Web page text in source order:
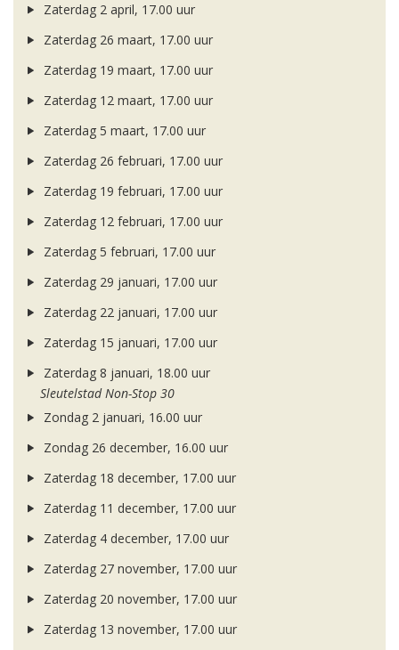
Zaterdag 2 april, 17.00 uur
Zaterdag 26 maart, 17.00 uur
Zaterdag 19 maart, 17.00 uur
Zaterdag 12 maart, 17.00 uur
Zaterdag 5 maart, 17.00 uur
Zaterdag 26 februari, 17.00 uur
Zaterdag 19 februari, 17.00 uur
Zaterdag 12 februari, 17.00 uur
Zaterdag 5 februari, 17.00 uur
Zaterdag 29 januari, 17.00 uur
Zaterdag 22 januari, 17.00 uur
Zaterdag 15 januari, 17.00 uur
Zaterdag 8 januari, 18.00 uur
Sleutelstad Non-Stop 30
Zondag 2 januari, 16.00 uur
Zondag 26 december, 16.00 uur
Zaterdag 18 december, 17.00 uur
Zaterdag 11 december, 17.00 uur
Zaterdag 4 december, 17.00 uur
Zaterdag 27 november, 17.00 uur
Zaterdag 20 november, 17.00 uur
Zaterdag 13 november, 17.00 uur